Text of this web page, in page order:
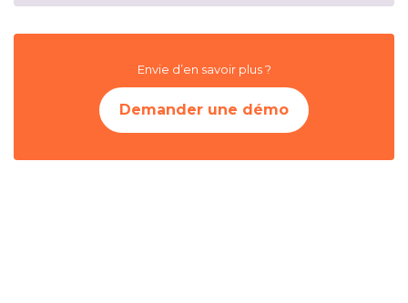
Envie d’en savoir plus ?
Demander une démo